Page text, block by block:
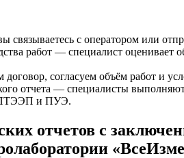
связываетесь с оператором или
работ — специалист оценивает
согласуем объём работ и
отчета — специалисты
ПТЭЭП и ПУЭ.
отчетов с